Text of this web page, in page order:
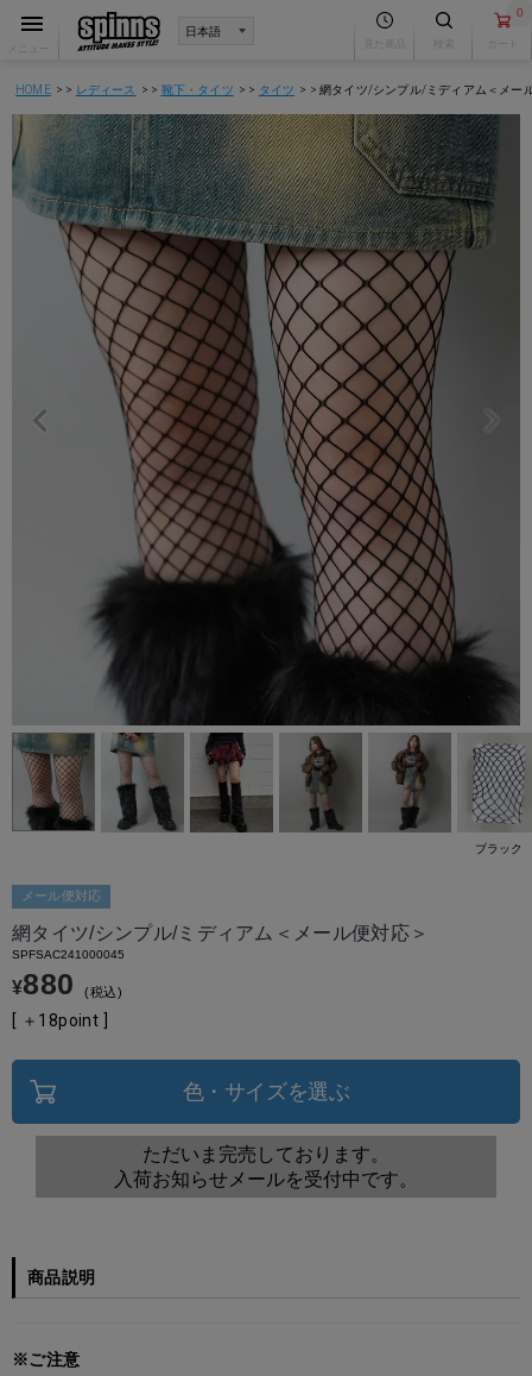
0
HOME レディース 靴下・タイツ タイツ 網タイツ/シンプル/ミディアム＜メー
メール便対応
網タイツ/シンプル/ミディアム＜メール便対応＞
SPFSAC241000045
¥880 税込
[ ＋ 18point ]
色・サイズを選ぶ
ただいま完売しております。
入荷お知らせメールを受付中です。
商品説明
※ご注意
ブラック